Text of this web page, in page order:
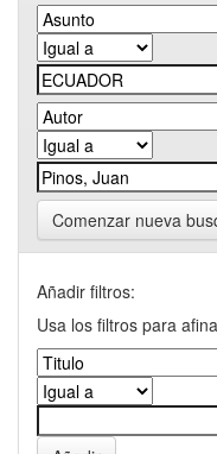
Comenzar nueva
Añadir filtros:
Usa los filtros para